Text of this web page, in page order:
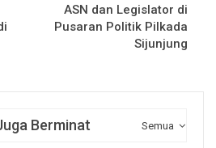
ASN dan Legislator di
Pusaran Politik Pilkada
Sijunjung
Semua
Berminat